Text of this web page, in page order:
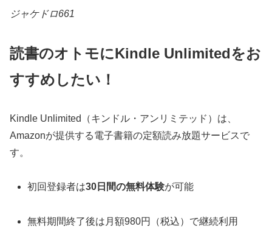
ジャケドロ661
読書のオトモにKindle Unlimitedをお
すすめしたい！
Kindle Unlimited（キンドル・アンリミテッド）は、
Amazonが提供する電子書籍の定額読み放題サービスで
す。
初回登録者は30日間の無料体験が可能
無料期間終了後は月額980円（税込）で継続利用